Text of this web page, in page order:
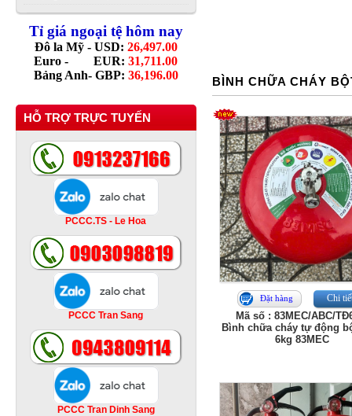
Tỉ giá ngoại tệ hôm nay
Đô la Mỹ - USD: 26,497.00
Euro - EUR: 31,711.00
Bảng Anh- GBP: 36,196.00
HỖ TRỢ TRỰC TUYẾN
PCCC.TS - Le Hoa
PCCC Tran Sang
PCCC Tran Dinh Sang
BÌNH CHỮA CHÁY
Đặt hàng Chi
Mã số : 83MEC/ABC/
Bình chữa cháy tự động
6kg 83MEC